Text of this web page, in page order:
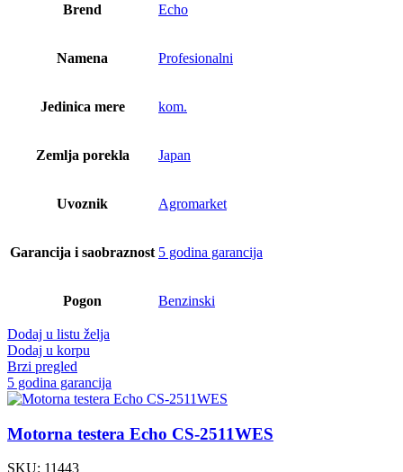
Brend Echo
Namena Profesionalni
Jedinica mere kom.
Zemlja porekla Japan
Uvoznik Agromarket
Garancija i saobraznost 5 godina garancija
Pogon Benzinski
Dodaj u listu želja
Dodaj u korpu
Brzi pregled
5 godina garancija
Motorna testera Echo CS-2511WES
SKU: 11443